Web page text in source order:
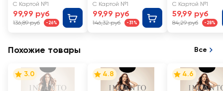
С Картой №1
99,99 руб
136,89 руб -26%
бежевые, Арт.
KP006
С Картой №1
99,99 руб
146,32 руб -31%
С Картой №1
59,99 руб
84,29 руб -28%
Похожие товары Все
3.0 4.8 4.6